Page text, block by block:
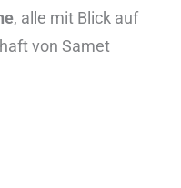
, alle mit Blick auf
von Samet